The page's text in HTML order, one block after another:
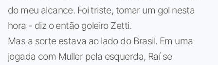
do meu alcance. Foi triste, tomar um gol nesta
hora - diz o então goleiro Zetti.
Mas a sorte estava ao lado do Brasil. Em uma
jogada com Muller pela esquerda, Raí se